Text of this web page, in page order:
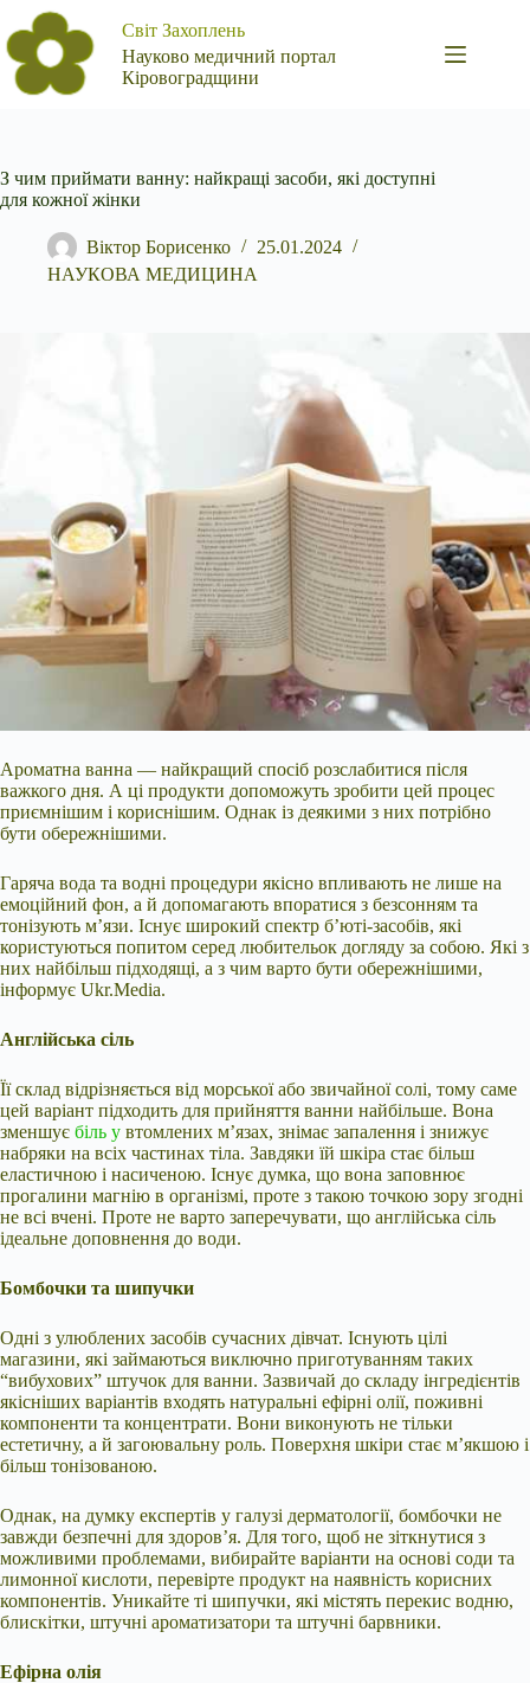
Перейти
до
вмісту
Світ Захоплень
Науково медичний портал
Кіровоградщини
З чим приймати ванну: найкращі засоби, які доступні
для кожної жінки
Віктор Борисенко
25.01.2024
НАУКОВА МЕДИЦИНА
Ароматна ванна — найкращий спосіб розслабитися після
важкого дня. А ці продукти допоможуть зробити цей процес
приємнішим і кориснішим. Однак із деякими з них потрібно
бути обережнішими.
Гаряча вода та водні процедури якісно впливають не лише на
емоційний фон, а й допомагають впоратися з безсонням та
тонізують м’язи. Існує широкий спектр б’юті-засобів, які
користуються попитом серед любительок догляду за собою. Які з
них найбільш підходящі, а з чим варто бути обережнішими,
інформує Ukr.Media.
Англійська сіль
Її склад відрізняється від морської або звичайної солі, тому саме
цей варіант підходить для прийняття ванни найбільше. Вона
зменшує біль у втомлених м’язах, знімає запалення і знижує
набряки на всіх частинах тіла. Завдяки їй шкіра стає більш
еластичною і насиченою. Існує думка, що вона заповнює
прогалини магнію в організмі, проте з такою точкою зору згодні
не всі вчені. Проте не варто заперечувати, що англійська сіль
ідеальне доповнення до води.
Бомбочки та шипучки
Одні з улюблених засобів сучасних дівчат. Існують цілі
магазини, які займаються виключно приготуванням таких
“вибухових” штучок для ванни. Зазвичай до складу інгредієнтів
якісніших варіантів входять натуральні ефірні олії, поживні
компоненти та концентрати. Вони виконують не тільки
естетичну, а й загоювальну роль. Поверхня шкіри стає м’якшою і
більш тонізованою.
Однак, на думку експертів у галузі дерматології, бомбочки не
завжди безпечні для здоров’я. Для того, щоб не зіткнутися з
можливими проблемами, вибирайте варіанти на основі соди та
лимонної кислоти, перевірте продукт на наявність корисних
компонентів. Уникайте ті шипучки, які містять перекис водню,
блискітки, штучні ароматизатори та штучні барвники.
Ефірна олія